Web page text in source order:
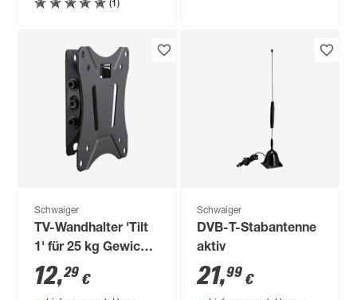
Schwaiger
TV-Wandhalter 'Tilt
1' für 25 kg Gewicht
neigbar
12,29 €
Schwaiger
DVB-T-Stabantenne
aktiv
21,99 €